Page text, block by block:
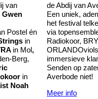
van
Gwen
Postel én
in
in Mol,
Berg,
in
Noah
de Abdij van
Een uniek,
het festival
via
Radiokoor,
immersieve
Senden op
Averbode niet!
Meer info